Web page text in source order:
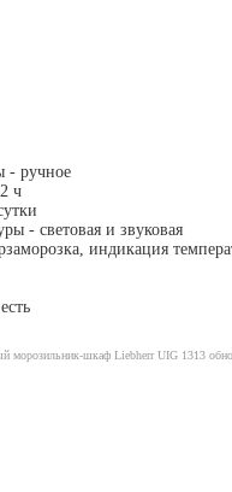
- ручное
ч
- световая и звуковая
индикация
морозильник-шкаф Liebherr UIG 1313